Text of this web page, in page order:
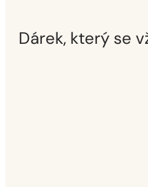
Dárek, který se